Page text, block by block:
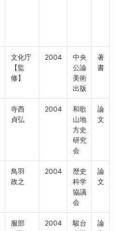
文化庁
【監
修】
2004
中央
公論
美術
出版
著
書
寺西
貞弘
2004
和歌
山地
方史
研究
会
論
文
鳥羽
政之
2004
歴史
科学
協議
会
論
文
服部
2004
駿台
論